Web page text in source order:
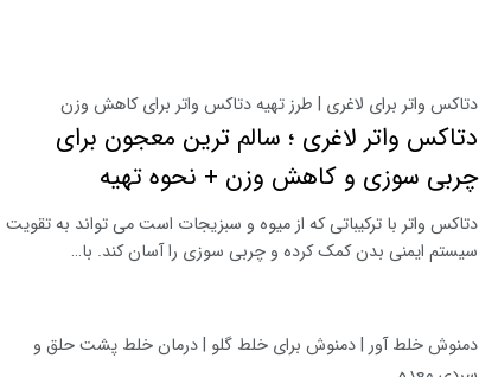
دتاکس واتر برای لاغری | طرز تهیه دتاکس واتر برای کاهش وزن
دتاکس واتر لاغری ؛ سالم ترین معجون برای
چربی سوزی و کاهش وزن + نحوه تهیه
دتاکس واتر با ترکیباتی که از میوه و سبزیجات است می تواند به تقویت
سیستم ایمنی بدن کمک کرده و چربی سوزی را آسان کند. با…
دمنوش خلط آور | دمنوش برای خلط گلو | درمان خلط پشت حلق و